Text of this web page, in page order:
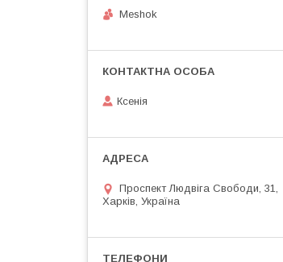
Meshok
Ксенія
Проспект Людвіга Свободи, 31,
Харків, Україна